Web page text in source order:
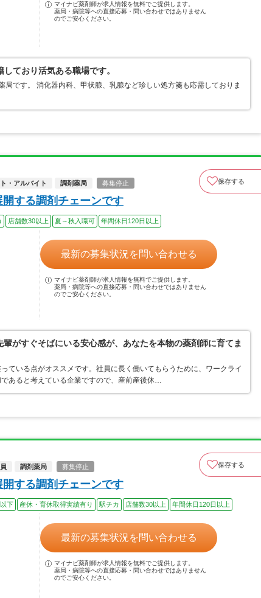
マイナビ薬剤師が求人情報を無料でご提供します。
薬局・病院等への直接応募・問い合わせではありません
のでご安心ください。
ており活気ある職場です。
です。 消化器内科、甲状腺、乳腺など珍しい処方箋も応需しておりま
・アルバイト 調剤薬局 募集停止 保存する
する調剤チェーンです
店舗数30以上 夏～秋入職可 年間休日120日以上
最新の募集状況を問い合わせる
マイナビ薬剤師が求人情報を無料でご提供します。
薬局・病院等への直接応募・問い合わせではありません
のでご安心ください。
がすぐそばにいる安心感が、あなたを本物の薬剤師に育てま
ている点がオススメです。社員に長く働いてもらうために、ワークライ
あると考えている企業ですので、産前産後休…
調剤薬局 募集停止 保存する
する調剤チェーンです
下 産休・育休取得実績有り 駅チカ 店舗数30以上 年間休日120日以上
最新の募集状況を問い合わせる
マイナビ薬剤師が求人情報を無料でご提供します。
薬局・病院等への直接応募・問い合わせではありません
のでご安心ください。